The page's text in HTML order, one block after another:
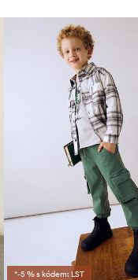
*-5 % s kódem: LST